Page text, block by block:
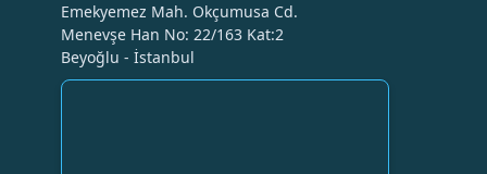
Emekyemez Mah. Okçumusa Cd.
Menevşe Han No: 22/163 Kat:2
Beyoğlu - İstanbul